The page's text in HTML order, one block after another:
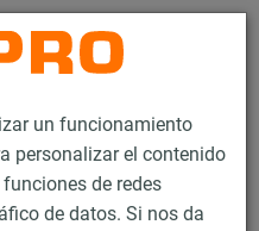
un funcionamiento
personalizar el contenido
de redes
de datos. Si nos da